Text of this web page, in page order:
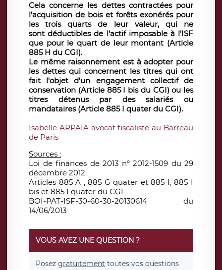
Cela concerne les dettes contractées pour
l'acquisition de bois et forêts exonérés pour
les trois quarts de leur valeur, qui ne
sont déductibles de l'actif imposable à l'ISF
que pour le quart de leur montant (Article
885 H du CGI).
Le même raisonnement est à adopter pour
les dettes qui concernent les titres qui ont
fait l'objet d'un engagement collectif de
conservation (Article 885 I bis du CGI) ou les
titres détenus par des salariés ou
mandataires (Article 885 I quater du CGI).
Isabelle ARPAÏA avocat fiscaliste au Barreau
de Paris
Sources :
Loi de finances de 2013 n° 2012-1509 du 29
décembre 2012
Articles 885 A , 885 G quater et 885 I, 885 I
bis et 885 I quater du CGI
BOI-PAT-ISF-30-60-30-20130614 du
14/06/2013
VOUS AVEZ UNE QUESTION ?
Posez gratuitement toutes vos questions